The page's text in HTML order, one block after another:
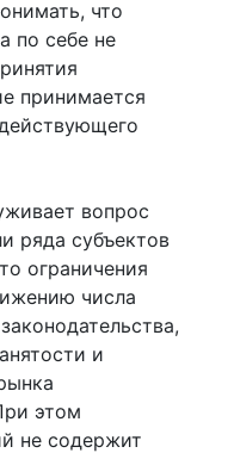
что
по себе не
принимается
вопрос
ряда субъектов
ограничения
числа
и
этом
не содержит